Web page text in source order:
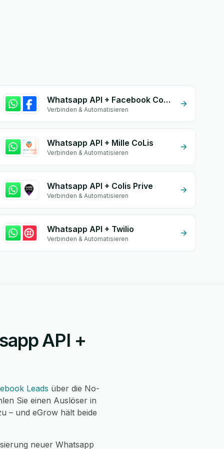
Whatsapp API + Facebook Commerce
Verbinden & Automatisieren
Whatsapp API + Mille CoLis
Verbinden & Automatisieren
Whatsapp API + Colis Prive
Verbinden & Automatisieren
Whatsapp API + Twilio
Verbinden & Automatisieren
API +
Leads über die No-
Sie einen Auslöser in
– und eGrow hält beide
neuer Whatsapp